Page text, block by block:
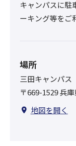
キャンパスに駐
ーキング等をご
場所
三田キャンパス
〒669-1529 兵
地図を開く